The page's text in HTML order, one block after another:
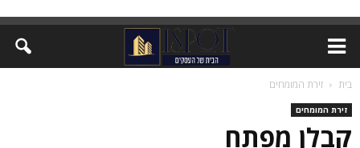
בית זירת המומחים
זירת המומחים
קבלן מפתח